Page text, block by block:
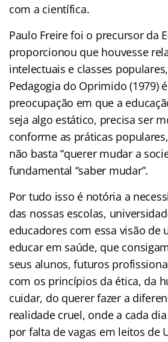
com a científica.
Paulo Freire foi o precursor da
proporcionou que houvesse
intelectuais e classes
Pedagogia do Oprimido (1979)
preocupação em que a
seja algo estático, precisa ser
conforme as práticas
não basta “querer mudar a
fundamental “saber mudar”.
Por tudo isso é notória a
das nossas escolas,
educadores com essa visão de
educar em saúde, que
seus alunos, futuros
com os princípios da ética, da
cuidar, do querer fazer a
realidade cruel, onde a cada
por falta de vagas em leitos de